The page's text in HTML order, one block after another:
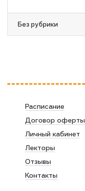
Без рубрики
Расписание
Договор оферты
Личный кабинет
Лекторы
Отзывы
Контакты